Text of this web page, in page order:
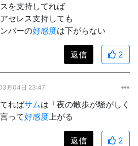
を支持してれば
セレス支持しても
バーの好感度は下がらない
返信 2
月04日 23:47
ればサムは「夜の散歩が騒がしく
って好感度 上がる
返信 2